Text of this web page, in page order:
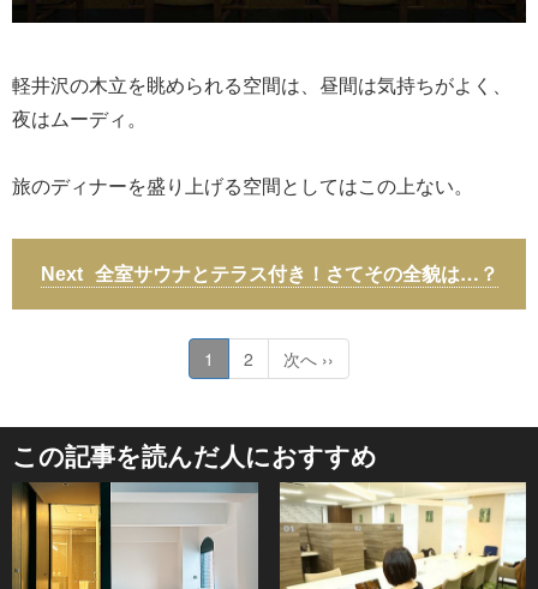
軽井沢の木立を眺められる空間は、昼間は気持ちがよく、
夜はムーディ。
旅のディナーを盛り上げる空間としてはこの上ない。
全室サウナとテラス付き！さてその全貌は…？
1 2 次へ ››
この記事を読んだ人におすすめ